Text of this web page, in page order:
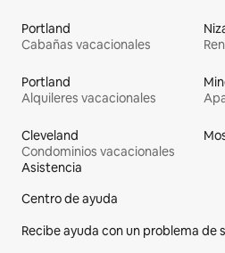
Portland
Cabañas vacacionales
Portland
Alquileres vacacionales
Cleveland
Condominios vacacionales
Pie de página del sitio
Asistencia
Centro de ayuda
Recibe ayuda con un problema de